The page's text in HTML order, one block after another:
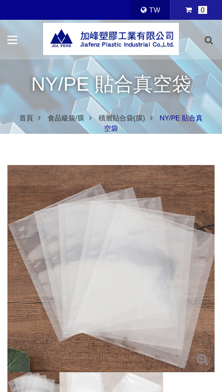
0
TW
NY/PE 貼合真空袋
首頁 食品級袋/膜 積層貼合袋(膜)
NY/PE 貼合真
空袋